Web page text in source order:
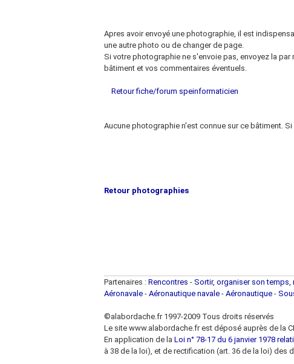
Apres avoir envoyé une photographie, il est
une autre photo ou de changer de page.
Si votre photographie ne s'envoie pas, envoyez la par
bâtiment et vos commentaires éventuels.
Retour fiche/forum speinformaticien
Aucune photographie n'est connue sur ce bâtiment.
Retour photographies
Partenaires : Rencontres - Sortir, organiser son temps,
Aéronavale - Aéronautique navale - Aéronautique -
©alabordache.fr 1997-2009 Tous droits réservés
Le site www.alabordache.fr est déposé auprès de la
En application de la Loi n° 78-17 du 6 janvier 1978
à 38 de la loi), et de rectification (art. 36 de la loi) des